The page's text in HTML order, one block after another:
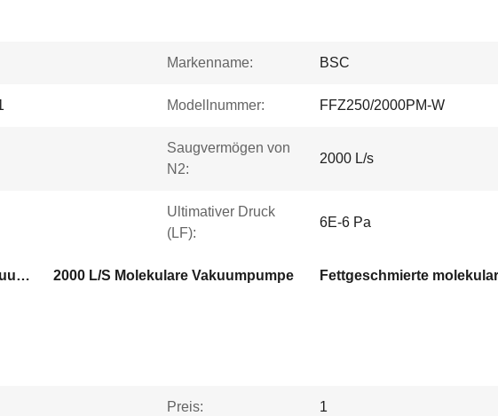
Markenname: BSC
Modellnummer: FFZ250/2000PM-W
Saugvermögen von
N2:
2000 L/s
Ultimativer Druck
(LF):
6E-6 Pa
Wasserkühlung Molekulare Vakuumpumpe 2000 L/S Molekulare Vakuumpumpe
Preis: 1